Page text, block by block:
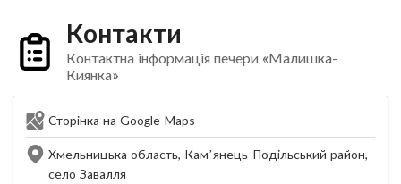
Контакти
Контактна інформація печери «Малишка-
Киянка»
Сторінка на Google Maps
Хмельницька область, Кам’янець-Подільський район,
село Завалля